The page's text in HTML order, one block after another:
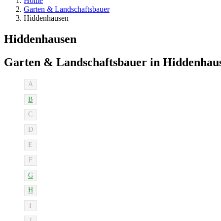
Garten & Landschaftsbauer
Hiddenhausen
Hiddenhausen
Garten & Landschaftsbauer in
A
B
C
D
E
F
G
H
I